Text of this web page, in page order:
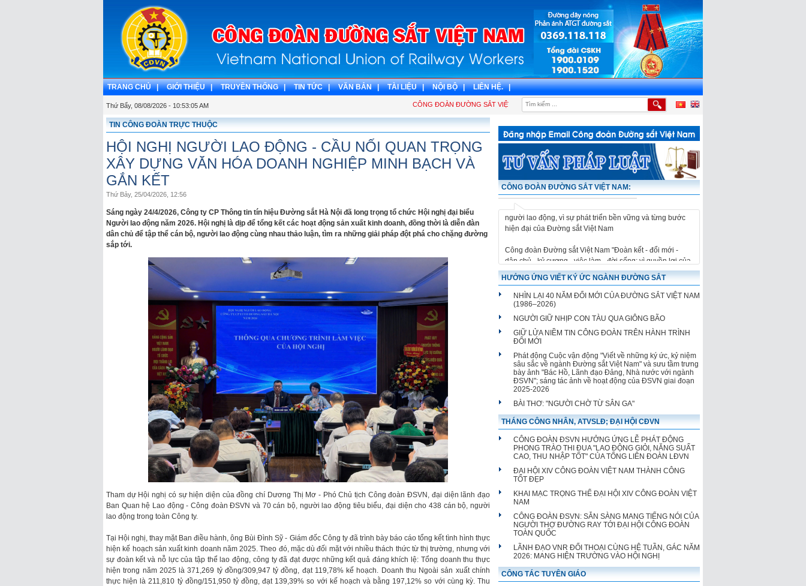
TRANG CHỦ | GIỚI THIỆU | TRUYỀN THỐNG | TIN TỨC | VĂN BẢN | TÀI LIỆU | NỘI BỘ | LIÊN HỆ. |
Thứ Bẩy, 08/08/2026 - 10:53:06 AM CÔNG ĐOÀN ĐƯỜNG SẮT VIỆT NAM - ĐIỂM TỰA CỦA NGƯỜI LAO ĐỘNG LỄ PHÁT ĐỘNG THI ĐUA VÀ KHỞI CÔNG CÔNG
TIN CÔNG ĐOÀN TRỰC THUỘC
HỘI NGHỊ NGƯỜI LAO ĐỘNG - CẦU NỐI QUAN TRỌNG
XÂY DỰNG VĂN HÓA DOANH NGHIỆP MINH BẠCH VÀ
GẮN KẾT
Thứ Bảy, 25/04/2026, 12:56
Sáng ngày 24/4/2026, Công ty CP Thông tin tín hiệu Đường sắt Hà Nội đã long trọng tổ chức Hội nghị đại biểu
Người lao động năm 2026. Hội nghị là dịp để tổng kết các hoạt động sản xuất kinh doanh, đồng thời là diễn đàn
dân chủ để tập thể cán bộ, người lao động cùng nhau thảo luận, tìm ra những giải pháp đột phá cho chặng đường
sắp tới.
Tham dự Hội nghị có sự hiện diện của đồng chí Dương Thị Mơ - Phó Chủ tịch Công đoàn ĐSVN, đại diện lãnh đạo
Ban Quan hệ Lao động - Công đoàn ĐSVN và 70 cán bộ, người lao động tiêu biểu, đại diện cho 438 cán bộ, người
lao động trong toàn Công ty.
Tại Hội nghị, thay mặt Ban điều hành, ông Bùi Đình Sỹ - Giám đốc Công ty đã trình bày báo cáo tổng kết tình hình thực
hiện kế hoạch sản xuất kinh doanh năm 2025. Theo đó, mặc dù đối mặt với nhiều thách thức từ thị trường, nhưng với
sự đoàn kết và nỗ lực của tập thể lao động, công ty đã đạt được những kết quả đáng khích lệ: Tổng doanh thu thực
hiện trong năm 2025 là 371,269 tỷ đồng/309,947 tỷ đồng, đạt 119,78% kế hoạch. Doanh thu Ngoài sản xuất chính
thực hiện là 211,810 tỷ đồng/151,950 tỷ đồng, đạt 139,39% so với kế hoạch và bằng 197,12% so với cùng kỳ. Thu
CÔNG ĐOÀN ĐƯỜNG SẮT VIỆT NAM:
Công đoàn Đường sắt Việt Nam "Đoàn kết - đổi mới -
dân chủ - kỷ cương - việc làm - đời sống; vì quyền lợi của
người lao động, vì sự phát triển bền vững và từng bước
hiện đại của Đường sắt Việt Nam
Công đoàn Đường sắt Việt Nam "Đoàn kết - đổi mới -
dân chủ - kỷ cương - việc làm - đời sống; vì quyền lợi của
người lao động, vì sự phát triển bền vững và từng bước
hiện đại của Đường sắt Việt Nam
HƯỞNG ỨNG VIẾT KÝ ỨC NGÀNH ĐƯỜNG SẮT
NHÌN LẠI 40 NĂM ĐỔI MỚI CỦA ĐƯỜNG SẮT VIỆT NAM
(1986–2026)
NGƯỜI GIỮ NHỊP CON TÀU QUA GIÔNG BÃO
GIỮ LỬA NIỀM TIN CÔNG ĐOÀN TRÊN HÀNH TRÌNH
ĐỔI MỚI
Phát động Cuộc vận động "Viết về những ký ức, kỷ niệm
sâu sắc về ngành Đường sắt Việt Nam" và sưu tầm trưng
bày ảnh "Bác Hồ, Lãnh đạo Đảng, Nhà nước với ngành
ĐSVN"; sáng tác ảnh về hoạt động của ĐSVN giai đoạn
2025-2026
BÀI THƠ: "NGƯỜI CHỜ TỪ SÂN GA"
THÁNG CÔNG NHÂN, ATVSLĐ; ĐẠI HỘI CĐVN
CÔNG ĐOÀN ĐSVN HƯỞNG ỨNG LỄ PHÁT ĐỘNG
PHONG TRÀO THI ĐUA "LAO ĐỘNG GIỎI, NĂNG SUẤT
CAO, THU NHẬP TỐT" CỦA TỔNG LIÊN ĐOÀN LĐVN
ĐẠI HỘI XIV CÔNG ĐOÀN VIỆT NAM THÀNH CÔNG
TỐT ĐẸP
KHAI MẠC TRỌNG THỂ ĐẠI HỘI XIV CÔNG ĐOÀN VIỆT
NAM
CÔNG ĐOÀN ĐSVN: SẴN SÀNG MANG TIẾNG NÓI CỦA
NGƯỜI THỢ ĐƯỜNG RAY TỚI ĐẠI HỘI CÔNG ĐOÀN
TOÀN QUỐC
LÃNH ĐẠO VNR ĐỐI THOẠI CÙNG HỆ TUẦN, GÁC NĂM
2026: MANG HIỆN TRƯỜNG VÀO HỘI NGHỊ
CÔNG TÁC TUYÊN GIÁO